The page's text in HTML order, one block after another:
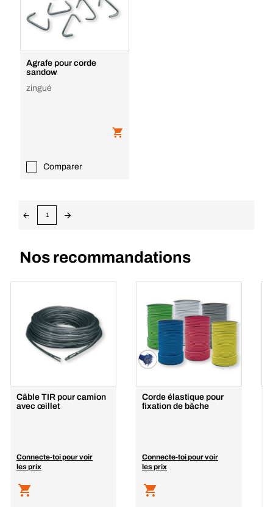
Agrafe pour corde
sandow
zingué
Comparer
1
Nos recommandations
Câble TIR pour camion
avec œillet
Connecte-toi pour voir
les prix
Corde élastique pour
fixation de bâche
Connecte-toi pour voir
les prix